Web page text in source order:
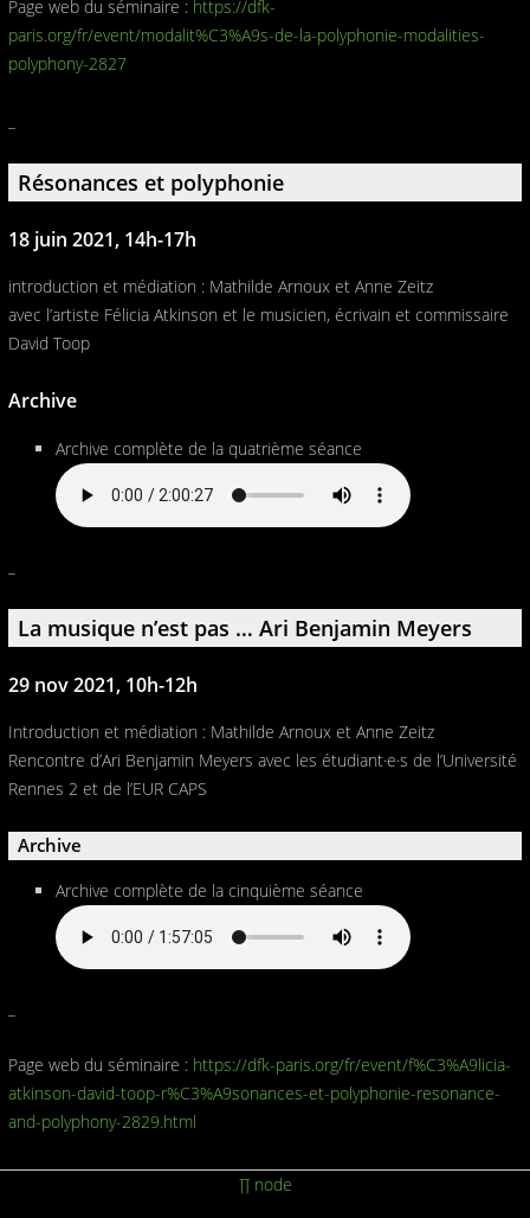
Page web du séminaire : https://dfk-
paris.org/fr/event/modalit%C3%A9s-de-la-polyphonie-modalities-
polyphony-2827
Résonances et polyphonie
18 juin 2021, 14h-17h
introduction et médiation : Mathilde Arnoux et Anne Zeitz
avec l’artiste Félicia Atkinson et le musicien, écrivain et commissaire
David Toop
Archive
Archive complète de la quatrième séance
La musique n’est pas … Ari Benjamin Meyers
29 nov 2021, 10h-12h
Introduction et médiation : Mathilde Arnoux et Anne Zeitz
Rencontre d’Ari Benjamin Meyers avec les étudiant·e·s de l’Université
Rennes 2 et de l’EUR CAPS
Archive
Archive complète de la cinquième séance
Page web du séminaire : https://dfk-paris.org/fr/event/f%C3%A9licia-
atkinson-david-toop-r%C3%A9sonances-et-polyphonie-resonance-
and-polyphony-2829.html
∏ node